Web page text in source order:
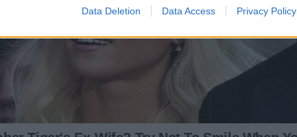
Data Deletion Data Access Privacy Policy